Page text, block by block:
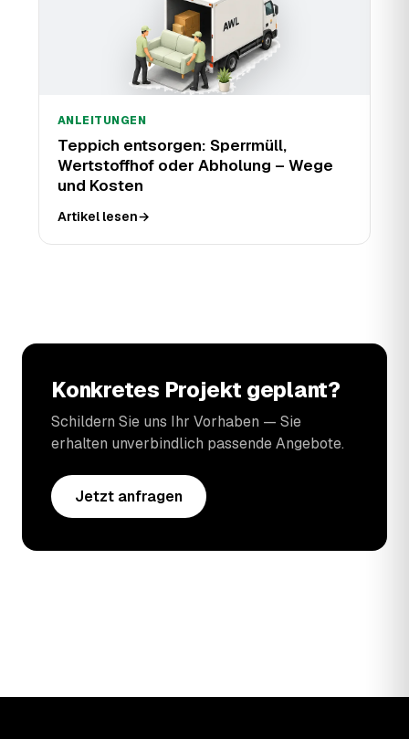
ANLEITUNGEN
Teppich entsorgen: Sperrmüll,
Wertstoffhof oder Abholung – Wege
und Kosten
Artikel lesen→
Konkretes Projekt geplant?
Schildern Sie uns Ihr Vorhaben — Sie
erhalten unverbindlich passende Angebote.
Jetzt anfragen